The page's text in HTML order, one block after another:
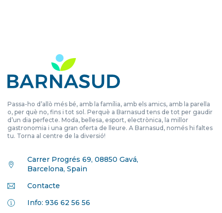
Passa-ho d’allò més bé, amb la família, amb els amics, amb la parella
o, per què no, fins i tot sol. Perquè a Barnasud tens de tot per gaudir
d’un dia perfecte. Moda, bellesa, esport, electrònica, la millor
gastronomia i una gran oferta de lleure. A Barnasud, només hi faltes
tu. Torna al centre de la diversió!
Carrer Progrés 69, 08850 Gavá,
Barcelona, Spain
Contacte
Info: 936 62 56 56